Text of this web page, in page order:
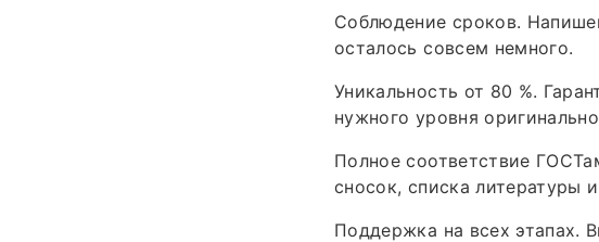
Соблюдение сроков.
осталось совсем немного.
Уникальность от 80 %.
нужного уровня
Полное соответствие
сносок, списка литературы
Поддержка на всех этапах.